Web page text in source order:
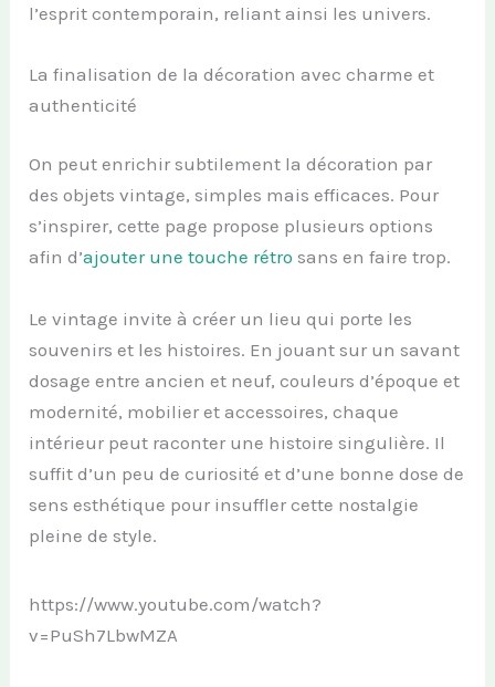
l’esprit contemporain, reliant ainsi les univers.
La finalisation de la décoration avec charme et
authenticité
On peut enrichir subtilement la décoration par
des objets vintage, simples mais efficaces. Pour
s’inspirer, cette page propose plusieurs options
afin d’ajouter une touche rétro sans en faire trop.
Le vintage invite à créer un lieu qui porte les
souvenirs et les histoires. En jouant sur un savant
dosage entre ancien et neuf, couleurs d’époque et
modernité, mobilier et accessoires, chaque
intérieur peut raconter une histoire singulière. Il
suffit d’un peu de curiosité et d’une bonne dose de
sens esthétique pour insuffler cette nostalgie
pleine de style.
https://www.youtube.com/watch?
v=PuSh7LbwMZA